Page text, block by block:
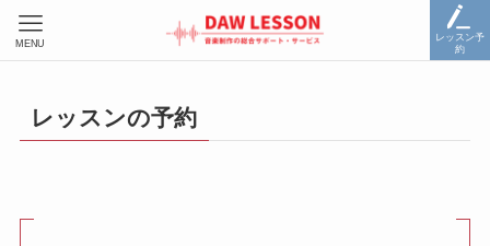
レッスン予
約
MENU
レッスンの予約